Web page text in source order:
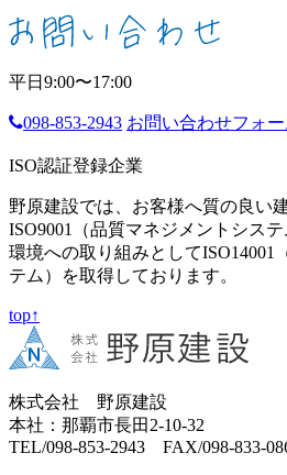
平日9:00〜17:00
098-853-2943 お問い合わせフォー
ISO認証登録企業
野原建設では、お客様へ質の良い
ISO9001（品質マネジメントシステ
環境への取り組みとしてISO14001
テム）を取得しております。
top↑
株式会社 野原建設
本社：那覇市長田2-10-32
TEL/098-853-2943 FAX/098-833-